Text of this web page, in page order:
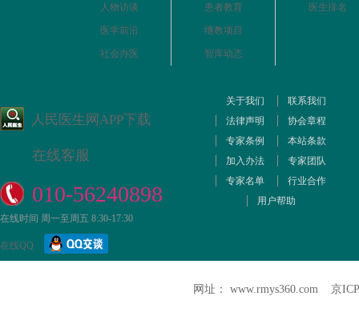
人物访谈
医学前沿
社会办医
患者教育
继教项目
智库动态
医生排名
人民医生网APP下载
在线客服
010-56240898
在线时间 周一至周五 8:30-17:30
在线QQ
关于我们
联系我们
法律声明
协会章程
专家条例
本站条款
加入办法
专家团队
专家名单
行业合作
用户帮助
网址： www.rmys360.com 京